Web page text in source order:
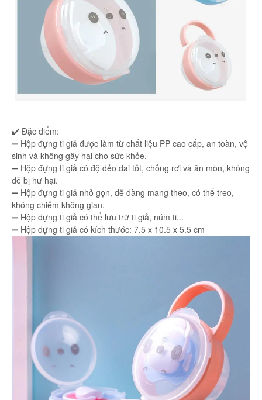
✔️ Đặc điểm:
➖ Hộp đựng ti giả được làm từ chất liệu PP cao cấp, an toàn, vệ
sinh và không gây hại cho sức khỏe.
➖ Hộp đựng ti giả có độ dẻo dai tốt, chống rơi và ăn mòn, không
dễ bị hư hại.
➖ Hộp đựng ti giả nhỏ gọn, dễ dàng mang theo, có thể treo,
không chiếm không gian.
➖ Hộp đựng ti giả có thể lưu trữ ti giả, núm ti...
➖ Hộp đựng ti giả có kích thước: 7.5 x 10.5 x 5.5 cm